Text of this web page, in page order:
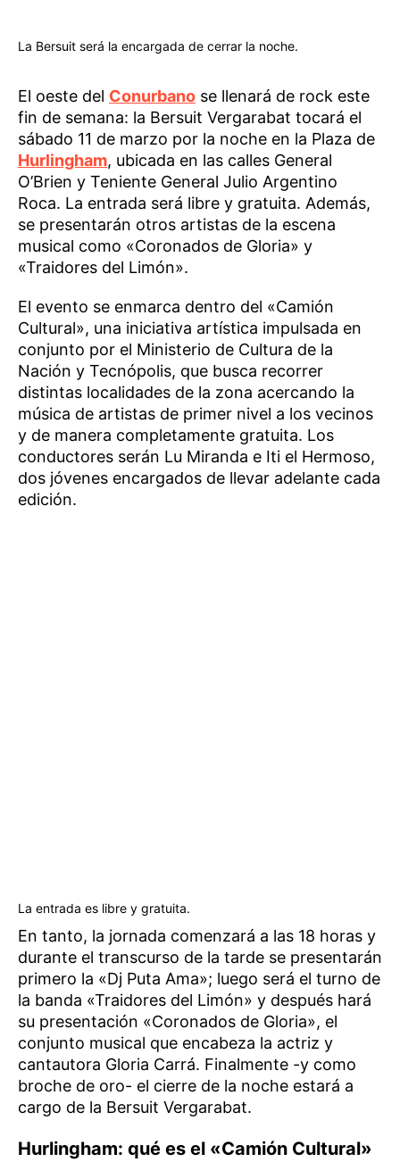
La Bersuit será la encargada de cerrar la noche.
El oeste del Conurbano se llenará de rock este
fin de semana: la Bersuit Vergarabat tocará el
sábado 11 de marzo por la noche en la Plaza de
Hurlingham, ubicada en las calles General
O’Brien y Teniente General Julio Argentino
Roca. La entrada será libre y gratuita. Además,
se presentarán otros artistas de la escena
musical como «Coronados de Gloria» y
«Traidores del Limón».
El evento se enmarca dentro del «Camión
Cultural», una iniciativa artística impulsada en
conjunto por el Ministerio de Cultura de la
Nación y Tecnópolis, que busca recorrer
distintas localidades de la zona acercando la
música de artistas de primer nivel a los vecinos
y de manera completamente gratuita. Los
conductores serán Lu Miranda e Iti el Hermoso,
dos jóvenes encargados de llevar adelante cada
edición.
La entrada es libre y gratuita.
En tanto, la jornada comenzará a las 18 horas y
durante el transcurso de la tarde se presentarán
primero la «Dj Puta Ama»; luego será el turno de
la banda «Traidores del Limón» y después hará
su presentación «Coronados de Gloria», el
conjunto musical que encabeza la actriz y
cantautora Gloria Carrá. Finalmente -y como
broche de oro- el cierre de la noche estará a
cargo de la Bersuit Vergarabat.
Hurlingham: qué es el «Camión Cultural»